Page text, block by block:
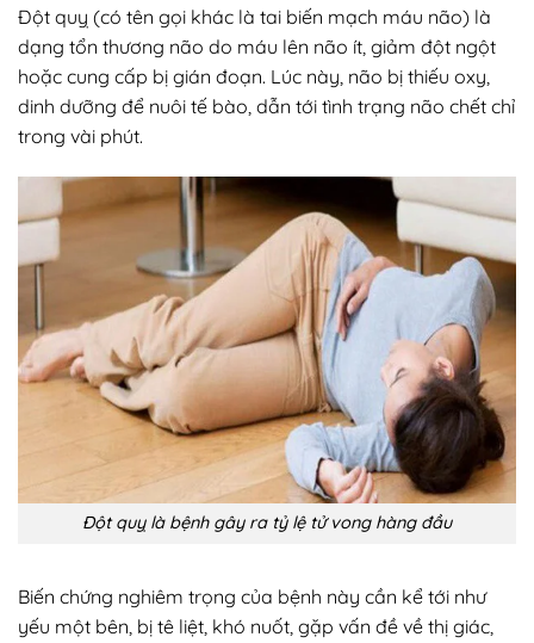
Đột quỵ (có tên gọi khác là tai biến mạch máu não) là
dạng tổn thương não do máu lên não ít, giảm đột ngột
hoặc cung cấp bị gián đoạn. Lúc này, não bị thiếu oxy,
dinh dưỡng để nuôi tế bào, dẫn tới tình trạng não chết chỉ
trong vài phút.
Đột quỵ là bệnh gây ra tỷ lệ tử vong hàng đầu
Biến chứng nghiêm trọng của bệnh này cần kể tới như
yếu một bên, bị tê liệt, khó nuốt, gặp vấn đề về thị giác,